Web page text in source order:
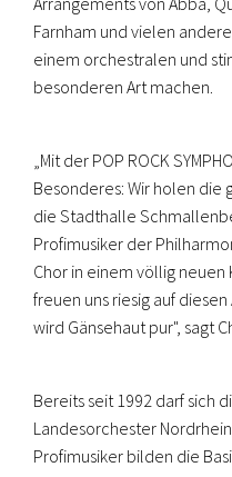
Farnham und vielen
einem orchestralen und
besonderen Art machen.
„Mit der POP ROCK
Besonderes: Wir holen die
die Stadthalle
Profimusiker der
Chor in einem völlig
freuen uns riesig auf
wird Gänsehaut pur", sagt
Bereits seit 1992 darf sich
Landesorchester
Profimusiker bilden die